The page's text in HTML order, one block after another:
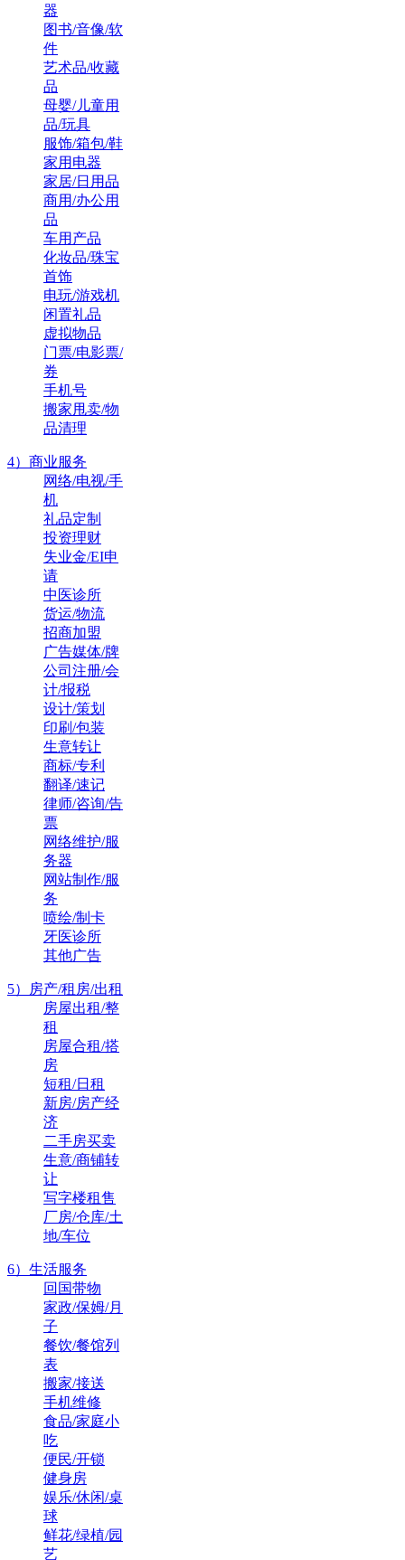
器
图书/音像/软
件
艺术品/收藏
品
母婴/儿童用
品/玩具
服饰/箱包/鞋
家用电器
家居/日用品
商用/办公用
品
车用产品
化妆品/珠宝
首饰
电玩/游戏机
闲置礼品
虚拟物品
门票/电影票/
券
手机号
搬家甩卖/物
品清理
4）商业服务
网络/电视/手
机
礼品定制
投资理财
失业金/EI申
请
中医诊所
货运/物流
招商加盟
广告媒体/牌
公司注册/会
计/报税
设计/策划
印刷/包装
生意转让
商标/专利
翻译/速记
律师/咨询/告
票
网络维护/服
务器
网站制作/服
务
喷绘/制卡
牙医诊所
其他广告
5）房产/租房/出租
房屋出租/整
租
房屋合租/搭
房
短租/日租
新房/房产经
济
二手房买卖
生意/商铺转
让
写字楼租售
厂房/仓库/土
地/车位
6）生活服务
回国带物
家政/保姆/月
子
餐饮/餐馆列
表
搬家/接送
手机维修
食品/家庭小
吃
便民/开锁
健身房
娱乐/休闲/桌
球
鲜花/绿植/园
艺